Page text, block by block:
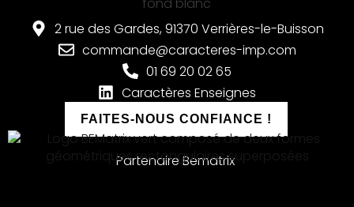
2 rue des Gardes, 91370 Verrières-le-Buisson
commande@caracteres-imp.com
01 69 20 02 65
Caractères Enseignes
FAITES-NOUS CONFIANCE !
Partenaire Bematrix